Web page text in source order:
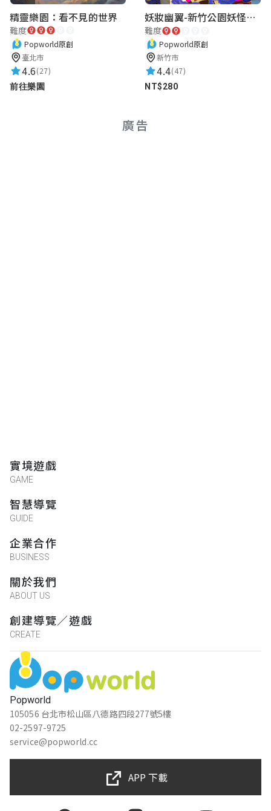
精靈樂園：看不見的世界
難度
Popworld原創
臺北市
4.6(27)
前往樂園
妖妝幽翼-新竹公園妖怪懸疑事件
難度
Popworld原創
新竹市
4.4(47)
NT$280
廣告
Popworld
105056 台北市松山區八德路四段277號5樓
02-2597-9725
service@popworld.cc
實境遊戲
GAME
智慧導覽
GUIDE
企業合作
BUSINESS
關於我們
ABOUT US
創建導覽／遊戲
CREATE
APP 下載